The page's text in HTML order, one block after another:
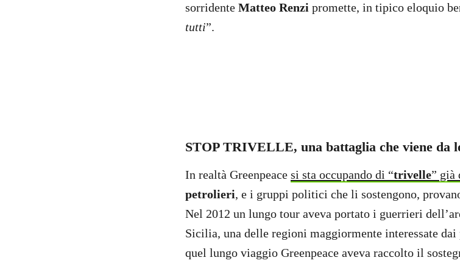
sorridente Matteo Renzi promette, in tipico eloquio
tutti”.
STOP TRIVELLE, una battaglia che viene da
In realtà Greenpeace si sta occupando di “trivelle” già
petrolieri, e i gruppi politici che li sostengono,
Nel 2012 un lungo tour aveva portato i guerrieri
Sicilia, una delle regioni maggiormente interessate
quel lungo viaggio Greenpeace aveva raccolto il